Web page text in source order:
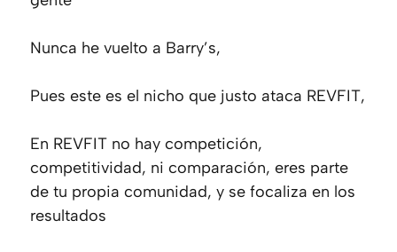
Nunca he vuelto a Barry’s,
Pues este es el nicho que justo ataca REVFIT,
En REVFIT no hay competición,
competitividad, ni comparación, eres parte
de tu propia comunidad, y se focaliza en los
resultados